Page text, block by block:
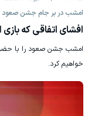
امشب در بر جام جشن صعود
افشای اتفاقی که بازی
امشب جشن صعود را با حضور
خواهیم کرد.